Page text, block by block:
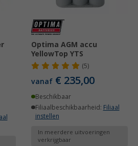
Optima AGM accu
YellowTop YTS
(5)
vanaf € 235,00
Beschikbaar
Filiaalbeschikbaarheid: Filiaal
instellen
In meerdere uitvoeringen
verkrijgbaar